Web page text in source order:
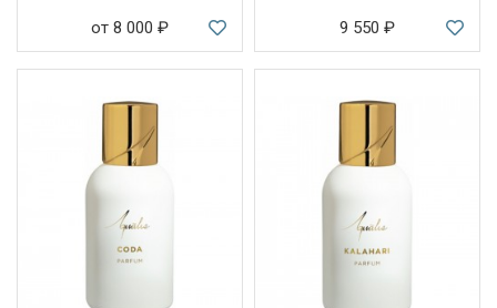
от 8 000 ₽ 9 550 ₽